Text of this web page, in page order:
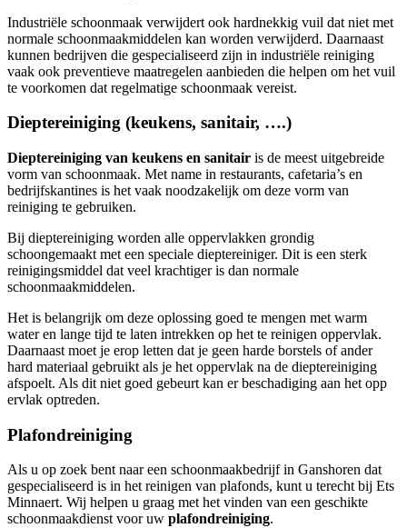
Industriële schoonmaak verwijdert ook hardnekkig vuil dat niet met
normale schoonmaakmiddelen kan worden verwijderd. Daarnaast
kunnen bedrijven die gespecialiseerd zijn in industriële reiniging
vaak ook preventieve maatregelen aanbieden die helpen om het vuil
te voorkomen dat regelmatige schoonmaak vereist.
Dieptereiniging (keukens, sanitair, ….)
Dieptereiniging van keukens en sanitair is de meest uitgebreide
vorm van schoonmaak. Met name in restaurants, cafetaria’s en
bedrijfskantines is het vaak noodzakelijk om deze vorm van
reiniging te gebruiken.
Bij dieptereiniging worden alle oppervlakken grondig
schoongemaakt met een speciale dieptereiniger. Dit is een sterk
reinigingsmiddel dat veel krachtiger is dan normale
schoonmaakmiddelen.
Het is belangrijk om deze oplossing goed te mengen met warm
water en lange tijd te laten intrekken op het te reinigen oppervlak.
Daarnaast moet je erop letten dat je geen harde borstels of ander
hard materiaal gebruikt als je het oppervlak na de dieptereiniging
afspoelt. Als dit niet goed gebeurt kan er beschadiging aan het opp
ervlak optreden.
Plafondreiniging
Als u op zoek bent naar een schoonmaakbedrijf in Ganshoren dat
gespecialiseerd is in het reinigen van plafonds, kunt u terecht bij Ets
Minnaert. Wij helpen u graag met het vinden van een geschikte
schoonmaakdienst voor uw plafondreiniging.